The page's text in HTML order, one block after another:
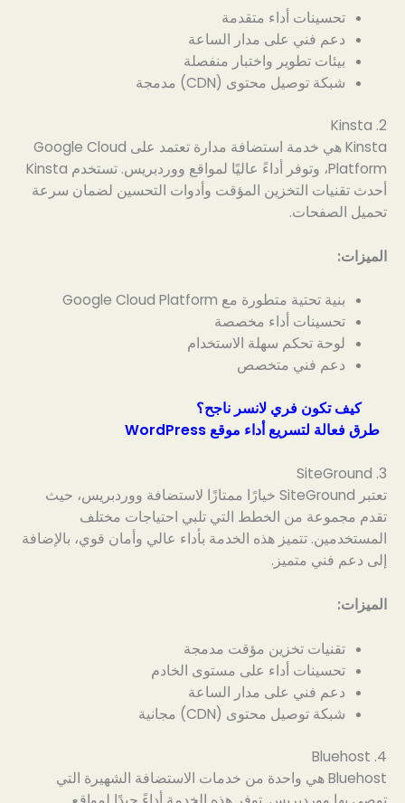
تحسينات أداء متقدمة
دعم فني على مدار الساعة
بيئات تطوير واختبار منفصلة
شبكة توصيل محتوى (CDN) مدمجة
2. Kinsta
Kinsta هي خدمة استضافة مدارة تعتمد على Google Cloud
Platform، وتوفر أداءً عاليًا لمواقع ووردبريس. تستخدم Kinsta
أحدث تقنيات التخزين المؤقت وأدوات التحسين لضمان سرعة
تحميل الصفحات.
الميزات:
بنية تحتية متطورة مع Google Cloud Platform
تحسينات أداء مخصصة
لوحة تحكم سهلة الاستخدام
دعم فني متخصص
كيف تكون فري لانسر ناجح؟
طرق فعالة لتسريع أداء موقع WordPress
3. SiteGround
تعتبر SiteGround خيارًا ممتازًا لاستضافة ووردبريس، حيث
تقدم مجموعة من الخطط التي تلبي احتياجات مختلف
المستخدمين. تتميز هذه الخدمة بأداء عالي وأمان قوي، بالإضافة
إلى دعم فني متميز.
الميزات:
تقنيات تخزين مؤقت مدمجة
تحسينات أداء على مستوى الخادم
دعم فني على مدار الساعة
شبكة توصيل محتوى (CDN) مجانية
4. Bluehost
Bluehost هي واحدة من خدمات الاستضافة الشهيرة التي